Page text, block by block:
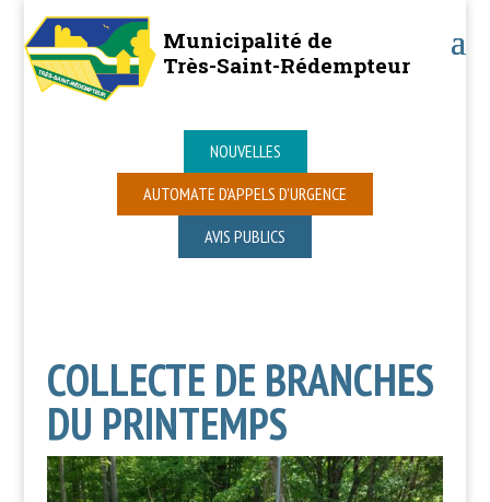
Municipalité de
Très-Saint-Rédempteur
NOUVELLES
AUTOMATE D’APPELS D’URGENCE
AVIS PUBLICS
COLLECTE DE BRANCHES
DU PRINTEMPS